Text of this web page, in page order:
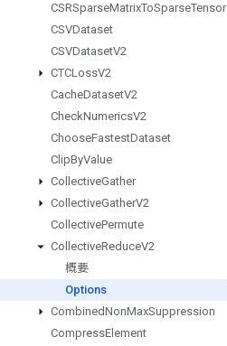
CSRSparseMatrixToSparseTensor
CSVDataset
CSVDatasetV2
CTCLossV2
CacheDatasetV2
CheckNumericsV2
ChooseFastestDataset
ClipByValue
CollectiveGather
CollectiveGatherV2
CollectivePermute
CollectiveReduceV2
概要
Options
CombinedNonMaxSuppression
CompressElement